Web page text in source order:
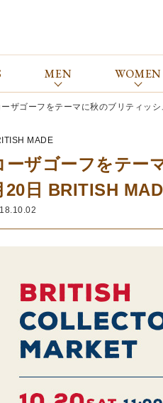
す
Johnstons of Elgin
JOSEPH CHEANEY
New Balance
OF FOUND
The Edinburgh
Natural Skincare
Zatchels
OUTLET
ALL MEN WOMEN
MEN WOMEN
ーザゴーフをテーマに秋のブリティッ
MADE
ーザゴーフをテー
20日 BRITISH